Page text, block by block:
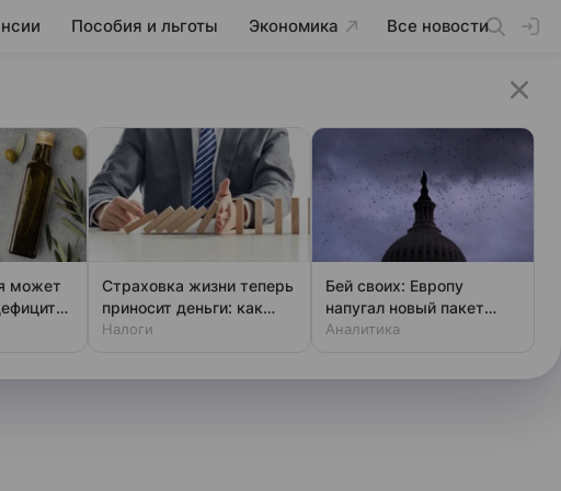
Пособия и льготы Экономика Все новости
может
Страховка жизни теперь
приносит деньги: как
получить вычет
Налоги
Бей своих: Европу
напугал новый пакет
«адских санкций» США
Аналитика